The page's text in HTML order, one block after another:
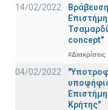
14/02/2022
concept"
#Διακρίσεις
04/02/2022
Κρήτης"